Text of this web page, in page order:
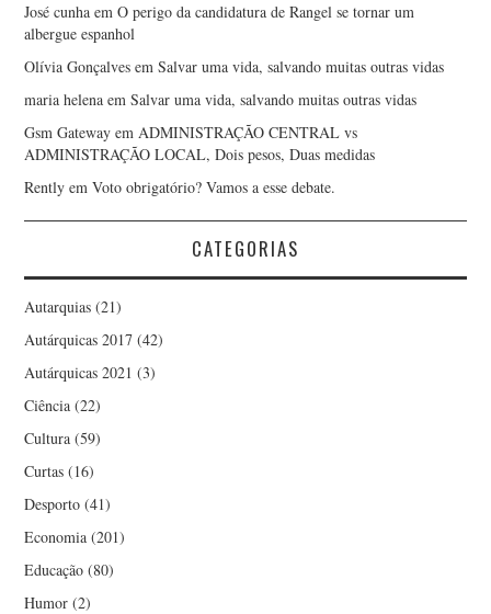
JOSÉ LUÍS FOGO
LUÍS CIRILO CARVALHO
LUÍS GONÇALVES SECO
LUÍSA TEIXEIRA VAZ
MANUEL DAMAS
MANUEL VITORINO
MARCO AURÉLIO
CARVALHO
MARCO VERÍSSIMO
José cunha emO perigo da candidatura de Rangel se tornar um
albergue espanhol
Olívia Gonçalves emSalvar uma vida, salvando muitas outras vidas
maria helena emSalvar uma vida, salvando muitas outras vidas
Gsm Gateway emADMINISTRAÇÃO CENTRAL vs
ADMINISTRAÇÃO LOCAL, Dois pesos, Duas medidas
Rently emVoto obrigatório? Vamos a esse debate.
CATEGORIAS
Autarquias (21)
Autárquicas 2017 (42)
Autárquicas 2021 (3)
Ciência (22)
Cultura (59)
Curtas (16)
Desporto (41)
Economia (201)
Educação (80)
Humor (2)